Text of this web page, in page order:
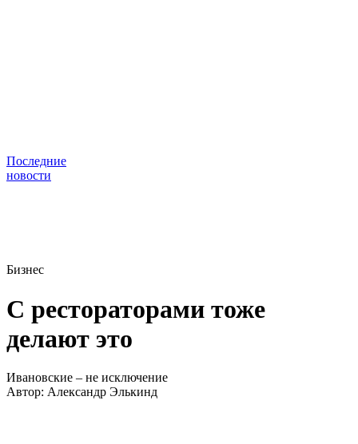
Последние
новости
Бизнес
С рестораторами тоже
делают это
Ивановские – не исключение
Автор: Александр Элькинд